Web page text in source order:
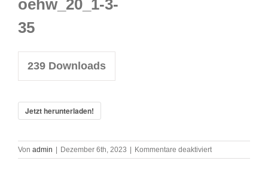
oehw_20_1-3-
35
239 Downloads
Jetzt herunterladen!
Von admin Dezember 6th, 2023 Kommentare deaktiviertfür
oehw_20_1-